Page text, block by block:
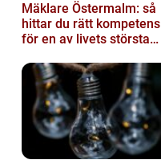
Mäklare Östermalm: så
hittar du rätt kompetens
för en av livets största